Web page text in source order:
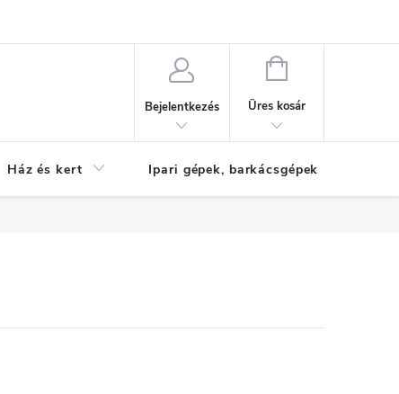
Bejelentkezés
KOSÁR
Üres kosár
Ház és kert Ipari gépek, barkácsgépek